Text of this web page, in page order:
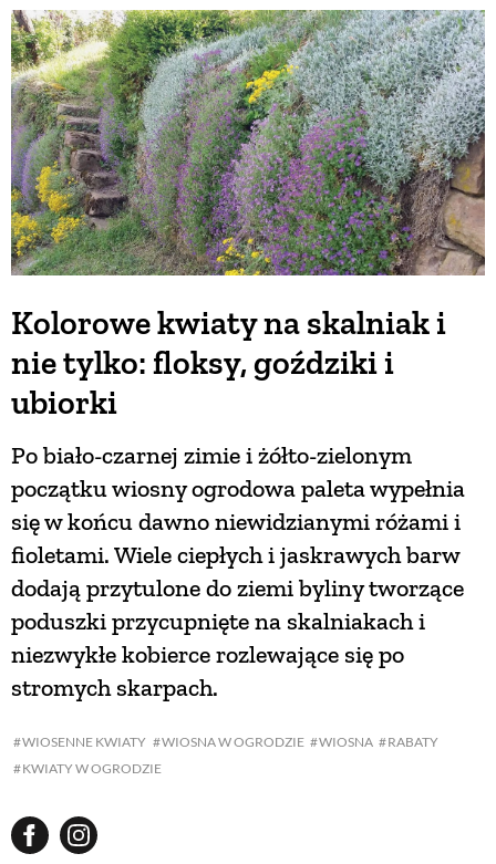
Kolorowe kwiaty na skalniak i
nie tylko: floksy, goździki i
ubiorki
WIOSENNE KWIATY WIOSNA W OGRODZIE WIOSNA
RABATY
KWIATY W OGRODZIE
Po biało-czarnej zimie i żółto-zielonym
początku wiosny ogrodowa paleta wypełnia
się w końcu dawno niewidzianymi różami i
fioletami. Wiele ciepłych i jaskrawych barw
dodają przytulone do ziemi byliny tworzące
poduszki przycupnięte na skalniakach i
niezwykłe kobierce rozlewające się po
stromych skarpach.